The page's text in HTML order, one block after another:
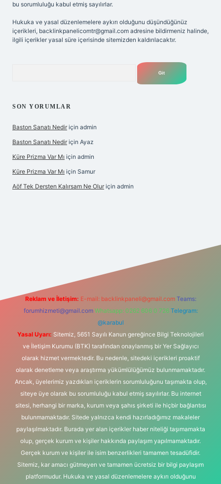
bu sorumluluğu kabul etmiş sayılırlar.
Hukuka ve yasal düzenlemelere aykırı olduğunu düşündüğünüz
içerikleri, backlinkpanelicomtr@gmail.com adresine bildirmeniz halinde,
ilgili içerikler yasal süre içerisinde sitemizden kaldırılacaktır.
SON YORUMLAR
Baston Sanatı Nedir için admin
Baston Sanatı Nedir için Ayaz
Küre Prizma Var Mı için admin
Küre Prizma Var Mı için Samur
Aöf Tek Dersten Kalırsam Ne Olur için admin
Reklam ve İletişim: E-mail: backlinkpaneli@gmail.com Teams:
forumhizmeti@gmail.com Whatsapp: 0262 606 0 726 Telegram:
@karabul
Yasal Uyarı: Sitemiz, 5651 Sayılı Kanun gereğince Bilgi Teknolojileri
ve İletişim Kurumu (BTK) tarafından onaylanmış bir Yer Sağlayıcı
olarak hizmet vermektedir. Bu nedenle, sitedeki içerikleri proaktif
olarak denetleme veya araştırma yükümlülüğümüz bulunmamaktadır.
Ancak, üyelerimiz yazdıkları içeriklerin sorumluluğunu taşımakta olup,
siteye üye olarak bu sorumluluğu kabul etmiş sayılırlar. Bu internet
sitesi, herhangi bir marka, kurum veya şahıs şirketi ile hiçbir bağlantısı
bulunmamaktadır. Sitede yalnızca kendi hazırladığımız makaleler
paylaşılmaktadır. Burada yer alan içerikler haber niteliği taşımamakta
olup, gerçek kurum ve kişiler hakkında paylaşım yapılmamaktadır.
Gerçek kurum ve kişiler ile isim benzerlikleri tamamen tesadüfidir.
Sitemiz, kar amacı gütmeyen ve tamamen ücretsiz bir bilgi paylaşım
platformudur. Hukuka ve yasal düzenlemelere aykırı olduğunu